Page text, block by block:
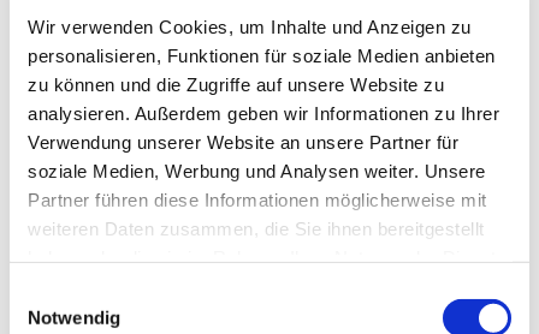
Wir verwenden Cookies, um Inhalte und Anzeigen zu
personalisieren, Funktionen für soziale Medien anbieten
zu können und die Zugriffe auf unsere Website zu
analysieren. Außerdem geben wir Informationen zu Ihrer
Verwendung unserer Website an unsere Partner für
soziale Medien, Werbung und Analysen weiter. Unsere
Partner führen diese Informationen möglicherweise mit
weiteren Daten zusammen, die Sie ihnen bereitgestellt
Notwendig
Das Bad ist heutzutage ein Ort der Entspannung
und Erholung. Sie möchten Ihr Bad moderner
gestalten oder träumen vielleicht von einem
Wir unterstützen Sie bei der Planung, dem
Ihre Vorstellungen.